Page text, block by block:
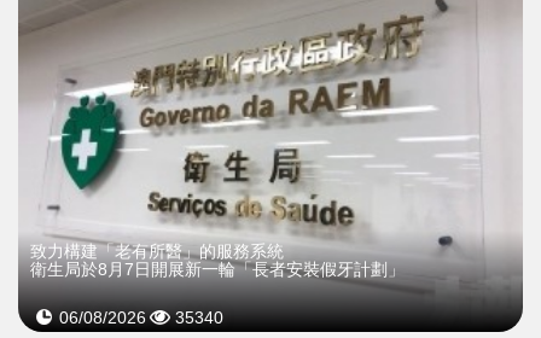
致力構建「老有所醫」的服務系統
衛生局於8月7日開展新一輪「長者安裝假牙計劃」
06/08/2026 35340